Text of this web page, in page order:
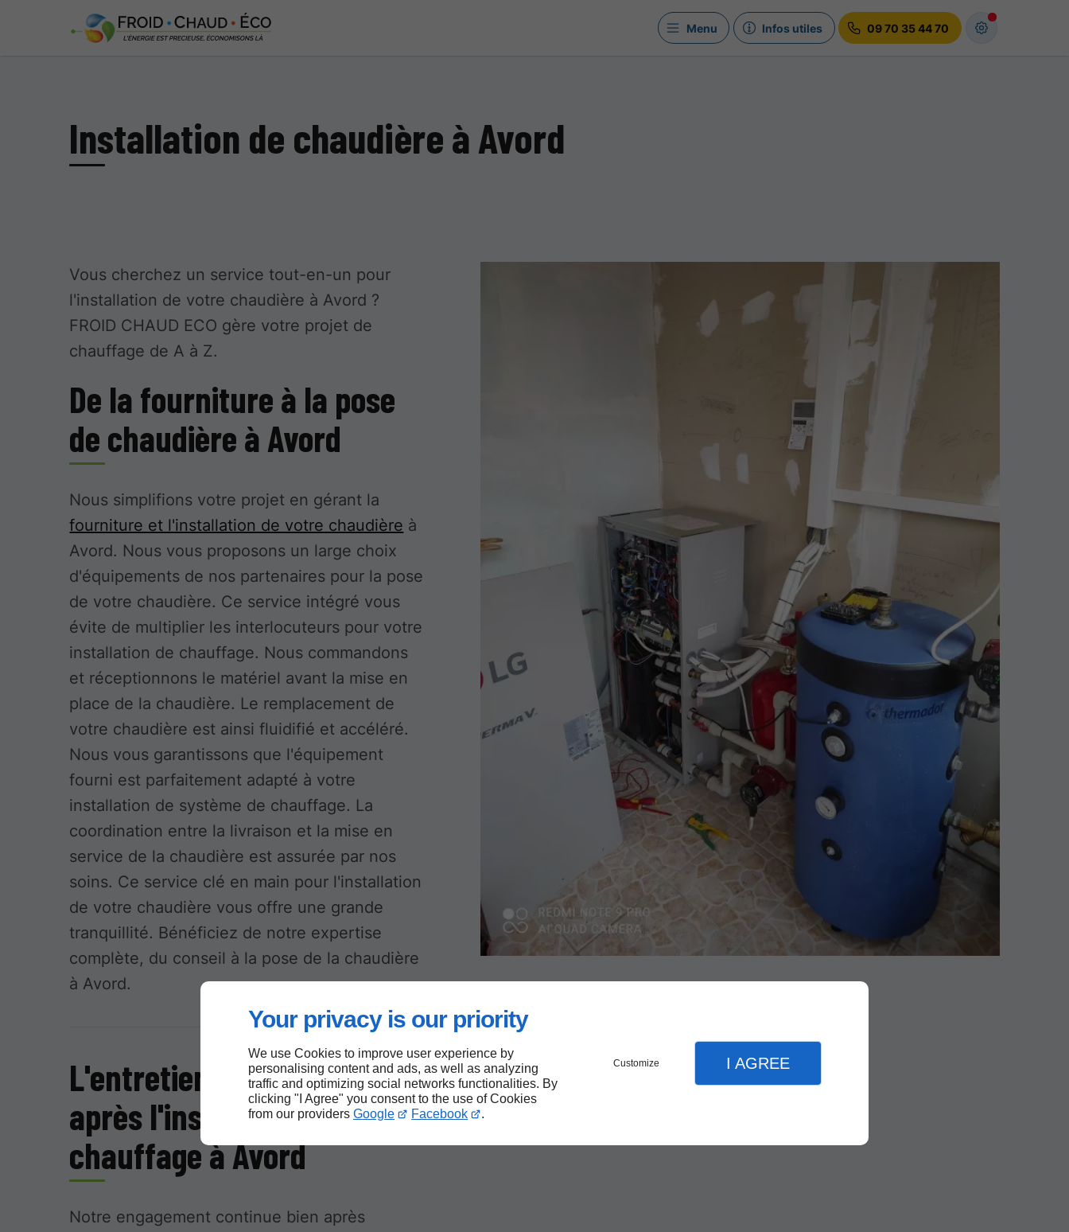
Your privacy is our priority
We use Cookies to improve user experience by
personalising content and ads, as well as analyzing
traffic and optimizing social networks functionalities. By
clicking "I Agree" you consent to the use of Cookies
from our providers Google Facebook .
Customize I AGREE
Menu Infos utiles 09 70 35 44 70
Installation de chaudière à Avord
Vous cherchez un service tout-en-un pour
l'installation de votre chaudière à Avord ?
FROID CHAUD ECO gère votre projet de
chauffage de A à Z.
De la fourniture à la pose
de chaudière à Avord
Nous simplifions votre projet en gérant la
fourniture et l'installation de votre chaudière à
Avord. Nous vous proposons un large choix
d'équipements de nos partenaires pour la pose
de votre chaudière. Ce service intégré vous
évite de multiplier les interlocuteurs pour votre
installation de chauffage. Nous commandons
et réceptionnons le matériel avant la mise en
place de la chaudière. Le remplacement de
votre chaudière est ainsi fluidifié et accéléré.
Nous vous garantissons que l'équipement
fourni est parfaitement adapté à votre
installation de système de chauffage. La
coordination entre la livraison et la mise en
service de la chaudière est assurée par nos
soins. Ce service clé en main pour l'installation
de votre chaudière vous offre une grande
tranquillité. Bénéficiez de notre expertise
complète, du conseil à la pose de la chaudière
à Avord.
L'entretien et le dépannage
après l'installation de
chauffage à Avord
Notre engagement continue bien après